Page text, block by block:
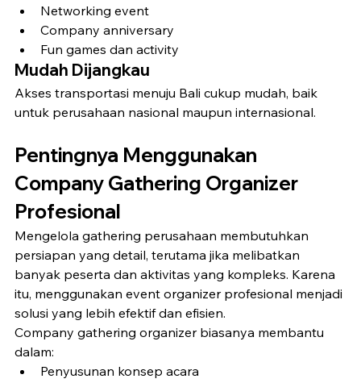
Networking event
Company anniversary
Fun games dan activity
Mudah Dijangkau
Akses transportasi menuju Bali cukup mudah, baik
untuk perusahaan nasional maupun internasional.
Pentingnya Menggunakan
Company Gathering Organizer
Profesional
Mengelola gathering perusahaan membutuhkan
persiapan yang detail, terutama jika melibatkan
banyak peserta dan aktivitas yang kompleks. Karena
itu, menggunakan event organizer profesional menjadi
solusi yang lebih efektif dan efisien.
Company gathering organizer biasanya membantu
dalam:
Penyusunan konsep acara